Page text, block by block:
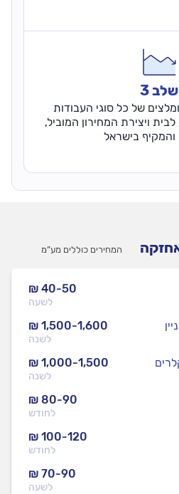
שלב 3
של כל סוגי העבודות
ויצירת המחירון המוביל,
והמקיף בישראל
המחירים כוללים מע”מ
₪ 40-50
לשעה
₪ 1,500-1,600
לשנה
₪ 1,000-1,500
לשנה
₪ 80-90
לחודש
₪ 100-120
לחודש
₪ 70-90
לשעה